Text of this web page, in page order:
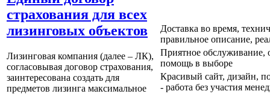
страхования для всех
лизинговых объектов
Лизинговая компания (далее – ЛК),
согласовывая договор страхования,
заинтересована создать для
предметов лизинга максимальное
Доставка во время,
правильное описание,
Приятное обслуживание,
помощь в выборе
Красивый сайт, дизайн,
- работа без участия